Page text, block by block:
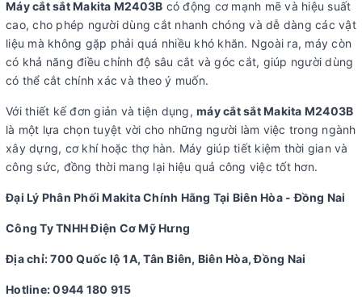
Máy cắt sắt Makita M2403B có động cơ mạnh mẽ và hiệu suất
cao, cho phép người dùng cắt nhanh chóng và dễ dàng các vật
liệu mà không gặp phải quá nhiều khó khăn. Ngoài ra, máy còn
có khả năng điều chỉnh độ sâu cắt và góc cắt, giúp người dùng
có thể cắt chính xác và theo ý muốn.
Với thiết kế đơn giản và tiện dụng, máy cắt sắt Makita M2403B
là một lựa chọn tuyệt vời cho những người làm việc trong ngành
xây dựng, cơ khí hoặc thợ hàn. Máy giúp tiết kiệm thời gian và
công sức, đồng thời mang lại hiệu quả công việc tốt hơn.
Đại Lý Phân Phối Makita Chính Hãng Tại Biên Hòa - Đồng Nai
Công Ty TNHH Điện Cơ Mỹ Hưng
Địa chỉ: 700 Quốc lộ 1A, Tân Biên, Biên Hòa, Đồng Nai
Hotline: 0944 180 915